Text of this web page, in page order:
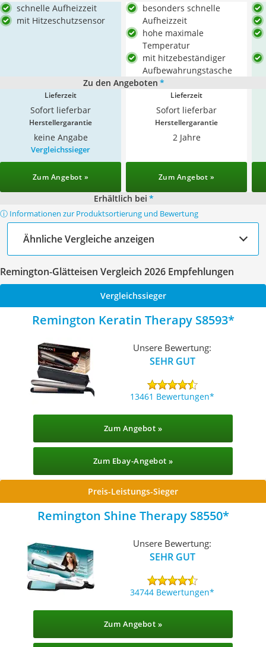
schnelle Aufheizzeit
mit Hitzeschutzsensor
besonders schnelle
Aufheizzeit
hohe maximale
Temperatur
mit hitzebeständiger
Aufbewahrungstasche
Zu den Angeboten *
Lieferzeit
Sofort lieferbar
Lieferzeit
Sofort lieferbar
Herstellergarantie
keine Angabe
Herstellergarantie
2 Jahre
Vergleichssieger
Zum Angebot » Zum Angebot »
Erhältlich bei *
ⓘ Informationen zur Produktsortierung und Bewertung
Ähnliche Vergleiche anzeigen
Remington-Glätteisen Vergleich 2026 Empfehlungen
Vergleichssieger
Remington Keratin Therapy S8593
Unsere Bewertung:
SEHR GUT
13461 Bewertungen
Zum Angebot »
Zum Ebay-Angebot »
Preis-Leistungs-Sieger
Remington Shine Therapy S8550
Unsere Bewertung:
SEHR GUT
34744 Bewertungen
Zum Angebot »